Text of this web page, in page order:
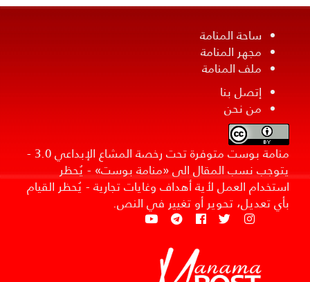
ساحة المنامة
مجهر المنامة
ملف المنامة
إتصل بنا
من نحن
منامة بوست متوفرة تحت رخصة المشاع الإبداعي 3.0 -
يتوجب نسب المقال الى «منامة بوست» - يُحظر
استخدام العمل لأية أهداف وغايات تجارية - يُحظر القيام
بأي تعديل، تحوير أو تغيير في النص.